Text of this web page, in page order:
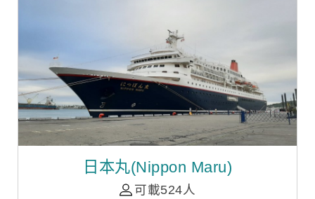
日本丸(Nippon Maru)
可載524人